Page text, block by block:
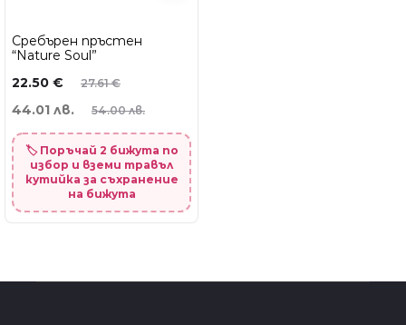
Сребърен пръстен
“Nature Soul”
27.61€
22.50 €
54.00 лв.
44.01 лв.
🏷️ Поръчай 2 бижута по
избор и вземи травъл
кутийка за съхранение
на бижута